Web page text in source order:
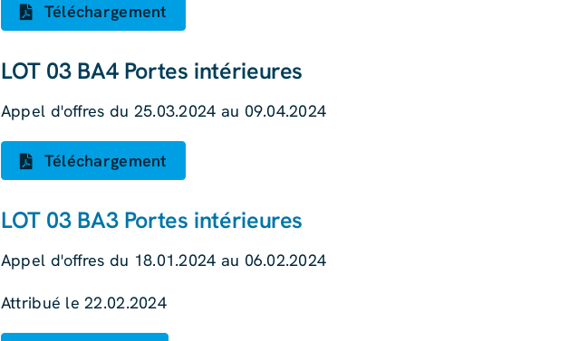
Téléchargement
LOT 03 BA4 Portes intérieures
Appel d'offres du 25.03.2024 au 09.04.2024
Téléchargement
LOT 03 BA3 Portes intérieures
Appel d'offres du 18.01.2024 au 06.02.2024
Attribué le 22.02.2024